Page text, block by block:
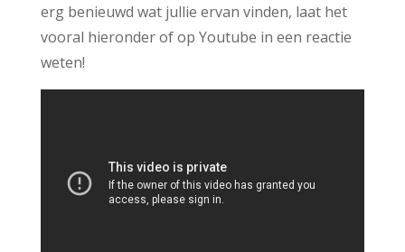
erg benieuwd wat jullie ervan vinden, laat het
vooral hieronder of op Youtube in een reactie
weten!